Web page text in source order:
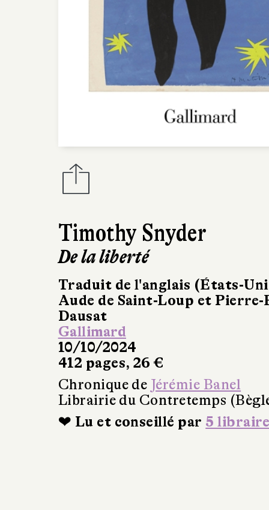
Timothy Snyder
De la liberté
Traduit de l'anglais (États-
Aude de Saint-Loup et Pierre-
Dausat
Gallimard
10/10/2024
412 pages, 26 €
Chronique de Jérémie Banel
Librairie du Contretemps
❤ Lu et conseillé par 5